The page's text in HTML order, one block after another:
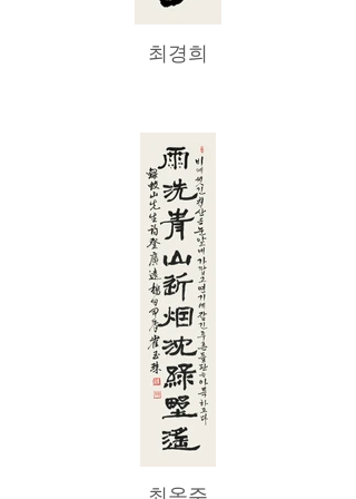
최경희